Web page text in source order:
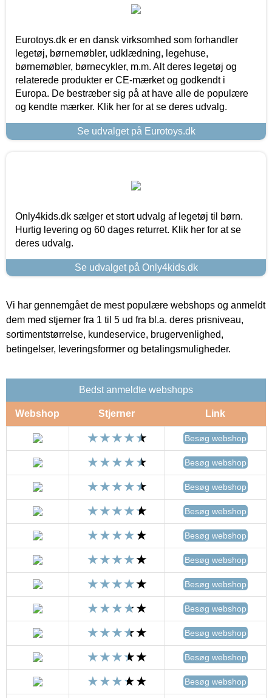
Eurotoys.dk er en dansk virksomhed som forhandler
legetøj, børnemøbler, udklædning, legehuse,
børnemøbler, børnecykler, m.m. Alt deres legetøj og
relaterede produkter er CE-mærket og godkendt i
Europa. De bestræber sig på at have alle de populære
og kendte mærker. Klik her for at se deres udvalg.
Se udvalget på Eurotoys.dk
Only4kids.dk sælger et stort udvalg af legetøj til børn.
Hurtig levering og 60 dages returret. Klik her for at se
deres udvalg.
Se udvalget på Only4kids.dk
Vi har gennemgået de mest populære webshops og anmeldt
dem med stjerner fra 1 til 5 ud fra bl.a. deres prisniveau,
sortimentstørrelse, kundeservice, brugervenlighed,
betingelser, leveringsformer og betalingsmuligheder.
Bedst anmeldte webshops
Webshop Stjerner Link
Besøg webshop
Besøg webshop
Besøg webshop
Besøg webshop
Besøg webshop
Besøg webshop
Besøg webshop
Besøg webshop
Besøg webshop
Besøg webshop
Besøg webshop